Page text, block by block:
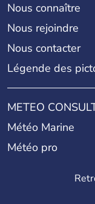
Nous connaître
Nous rejoindre
Nous contacter
Légende des
METEO
Météo Marine
Météo pro